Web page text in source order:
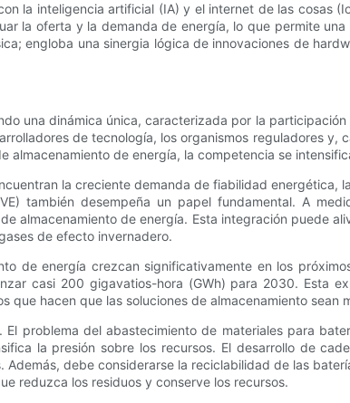
la inteligencia artificial (IA) y el internet de las cosas
la oferta y la demanda de energía, lo que permite
engloba una sinergia lógica de innovaciones de
una dinámica única, caracterizada por la
de tecnología, los organismos reguladores y,
almacenamiento de energía, la competencia se
la creciente demanda de fiabilidad
también desempeña un papel fundamental. A
almacenamiento de energía. Esta integración puede
de efecto invernadero.
de energía crezcan significativamente en los
casi 200 gigavatios-hora (GWh) para 2030. Esta
que hacen que las soluciones de almacenamiento sean
El problema del abastecimiento de materiales para
la presión sobre los recursos. El desarrollo de
debe considerarse la reciclabilidad de las
reduzca los residuos y conserve los recursos.